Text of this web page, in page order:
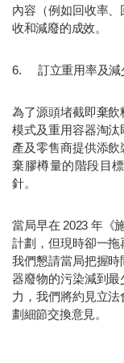
內容（例如回收率
收和減廢的成效。
6.  	訂立重用率
為了源頭堵截即棄
模式及重用容器淘
產及零售商提供添
棄膠樽量的階段目
針。
當局早在 2023 年《
計劃，但現時卻一拖
我們懇請當局把握
器廢物的污染減到
力，我們將約見立
劃細節交換意見。